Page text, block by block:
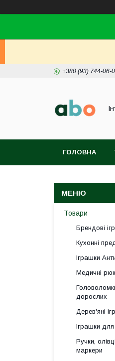
+380 (93) 744-06-
ГОЛОВНА
Товари
Брендові
Кухонні
Іграшки
Медичні
дорослих
Дерев'яні
Іграшки для
Ручки,
маркери